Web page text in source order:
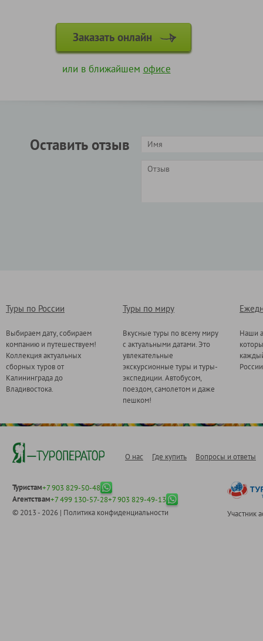
Заказать онлайн
или в ближайшем офисе
Оставить отзыв
Туры по России
Выбираем дату, собираем
компанию и путешествуем!
Коллекция актуальных
сборных туров от
Калининграда до
Владивостока.
Туры по миру
Вкусные туры по всему миру
с актуальными датами. Это
увлекательные
экскурсионные туры и туры-
экспедиции. Автобусом,
поездом, самолетом и даже
пешком!
Наши
О нас Где купить Вопросы и ответы
Туристам+7 903 829-50-48
Агентствам+7 499 130-57-28+7 903 829-49-13
© 2013 - 2026 | Политика конфиденциальности Участник